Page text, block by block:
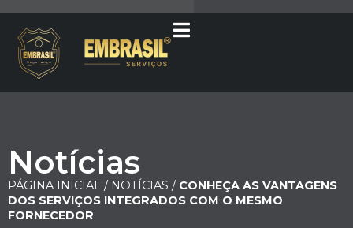
Notícias
PÁGINA INICIAL / NOTÍCIAS / CONHEÇA AS VANTAGENS
DOS SERVIÇOS INTEGRADOS COM O MESMO
FORNECEDOR